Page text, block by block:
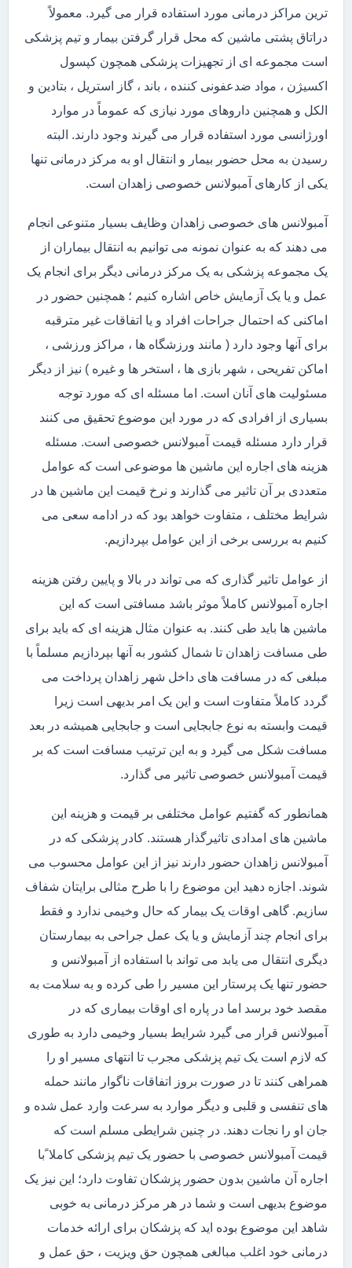
ترین مراکز درمانی مورد استفاده قرار می گیرد. معمولاً
دراتاق پشتی ماشین که محل قرار گرفتن بیمار و تیم پزشکی
است مجموعه ای از تجهیزات پزشکی همچون کپسول
اکسیژن ، مواد ضدعفونی کننده ، باند ، گاز استریل ، بتادین و
الکل و همچنین داروهای مورد نیازی که عموماً در موارد
اورژانسی مورد استفاده قرار می گیرند وجود دارند. البته
رسیدن به محل حضور بیمار و انتقال او به مرکز درمانی تنها
یکی از کارهای آمبولانس خصوصی زاهدان است.
آمبولانس های خصوصی زاهدان وظایف بسیار متنوعی انجام
می دهند که به عنوان نمونه می توانیم به انتقال بیماران از
یک مجموعه پزشکی به یک مرکز درمانی دیگر برای انجام یک
عمل و یا یک آزمایش خاص اشاره کنیم ؛ همچنین حضور در
اماکنی که احتمال جراحات افراد و یا اتفاقات غیر مترقبه
برای آنها وجود دارد ( مانند ورزشگاه ها ، مراکز ورزشی ،
اماکن تفریحی ، شهر بازی ها ، استخر ها و غیره ) نیز از دیگر
مسئولیت های آنان است. اما مسئله ای که مورد توجه
بسیاری از افرادی که در مورد این موضوع تحقیق می کنند
قرار دارد مسئله قیمت آمبولانس خصوصی است. مسئله
هزینه های اجاره این ماشین ها موضوعی است که عوامل
متعددی بر آن تاثیر می گذارند و نرخ قیمت این ماشین ها در
شرایط مختلف ، متفاوت خواهد بود که در ادامه سعی می
کنیم به بررسی برخی از این عوامل بپردازیم.
از عوامل تاثیر گذاری که می تواند در بالا و پایین رفتن هزینه
اجاره آمبولانس کاملاً موثر باشد مسافتی است که این
ماشین ها باید طی کنند. به عنوان مثال هزینه ای که باید برای
طی مسافت زاهدان تا شمال کشور به آنها بپردازیم مسلماً با
مبلغی که در مسافت های داخل شهر زاهدان پرداخت می
گردد کاملاً متفاوت است و این یک امر بدیهی است زیرا
قیمت وابسته به نوع جابجایی است و جابجایی همیشه در بعد
مسافت شکل می گیرد و به این ترتیب مسافت است که بر
قیمت آمبولانس خصوصی تاثیر می گذارد.
همانطور که گفتیم عوامل مختلفی بر قیمت و هزینه این
ماشین های امدادی تاثیرگذار هستند. کادر پزشکی که در
آمبولانس زاهدان حضور دارند نیز از این عوامل محسوب می
شوند. اجازه دهید این موضوع را با طرح مثالی برایتان شفاف
سازیم. گاهی اوقات یک بیمار که حال وخیمی ندارد و فقط
برای انجام چند آزمایش و یا یک عمل جراحی به بیمارستان
دیگری انتقال می یابد می تواند با استفاده از آمبولانس و
حضور تنها یک پرستار این مسیر را طی کرده و به سلامت به
مقصد خود برسد اما در پاره ای اوقات بیماری که در
آمبولانس قرار می گیرد شرایط بسیار وخیمی دارد به طوری
که لازم است یک تیم پزشکی مجرب تا انتهای مسیر او را
همراهی کنند تا در صورت بروز اتفاقات ناگوار مانند حمله
های تنفسی و قلبی و دیگر موارد به سرعت وارد عمل شده و
جان او را نجات دهند. در چنین شرایطی مسلم است که
قیمت آمبولانس خصوصی با حضور یک تیم پزشکی کاملا ًبا
اجاره آن ماشین بدون حضور پزشکان تفاوت دارد؛ این نیز یک
موضوع بدیهی است و شما در هر مرکز درمانی به خوبی
شاهد این موضوع بوده اید که پزشکان برای ارائه خدمات
درمانی خود اغلب مبالغی همچون حق ویزیت ، حق عمل و